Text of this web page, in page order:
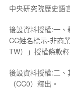
中央研究院歷史語
後設資料授權:一
CC姓名標示-非商
TW）」授權條款
後設資料授權:二
（CC0）釋出。